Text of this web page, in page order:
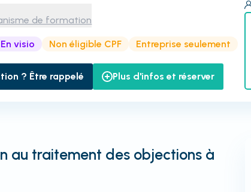
de formation
En visio Non éligible CPF Entreprise seulement
? Être rappelé Plus d'infos et réserver
au traitement des objections à